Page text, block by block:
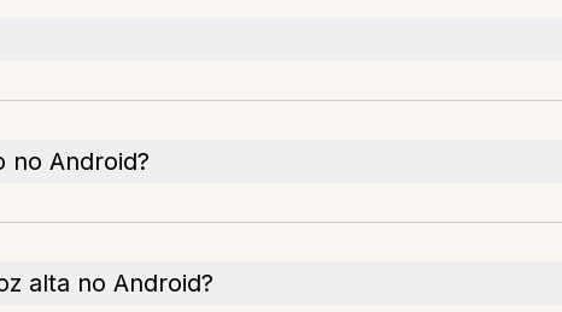
no Android?
alta no Android?